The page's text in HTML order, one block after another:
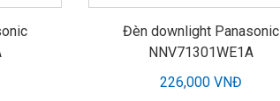
Đèn downlight Panasonic
NNV71301WE1A
226,000 VNĐ